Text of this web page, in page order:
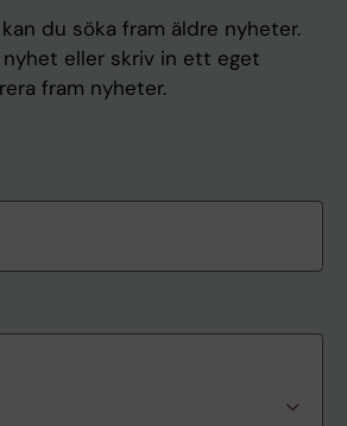
du söka fram äldre nyheter.
nyhet eller skriv in ett eget
fram nyheter.